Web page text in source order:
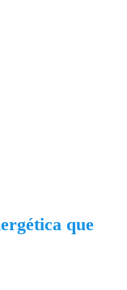
que